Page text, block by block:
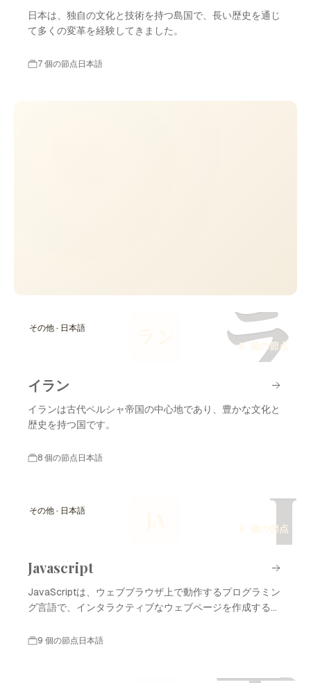
日本は、独自の文化と技術を持つ島国で、長い歴史を通じ
て多くの変革を経験してきました。
7 個の節点日本語
ラ
その他 · 日本語
8 個の節点
イラン
イランは古代ペルシャ帝国の中心地であり、豊かな文化と
歴史を持つ国です。
8 個の節点日本語
J
その他 · 日本語
9 個の節点
Javascript
JavaScriptは、ウェブブラウザ上で動作するプログラミン
グ言語で、インタラクティブなウェブページを作成するた
9 個の節点日本語